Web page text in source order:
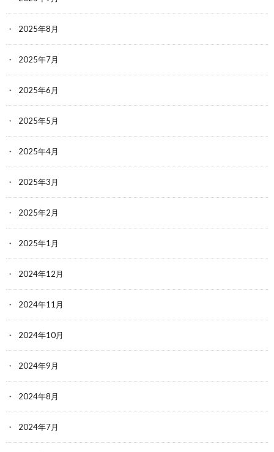
2025年8月
2025年7月
2025年6月
2025年5月
2025年4月
2025年3月
2025年2月
2025年1月
2024年12月
2024年11月
2024年10月
2024年9月
2024年8月
2024年7月